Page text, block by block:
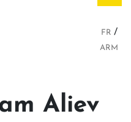
FR
ARM
Aliev